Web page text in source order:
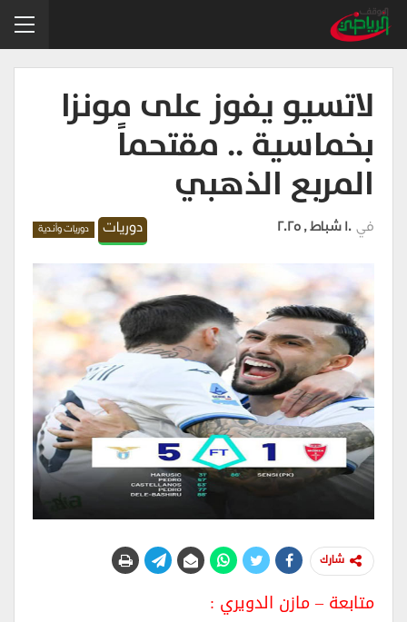
لاتسيو يفوز على مونزا
بخماسية .. مقتحماً
المربع الذهبي
دوريات دوريات وأندية في 10 شباط , 2025
شارك
متابعة – مازن الدويري :